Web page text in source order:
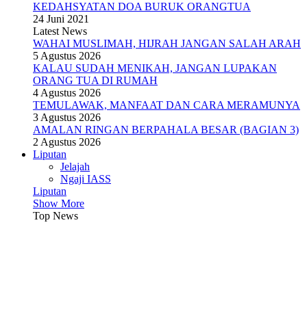
KEDAHSYATAN DOA BURUK ORANGTUA
24 Juni 2021
Latest News
WAHAI MUSLIMAH, HIJRAH JANGAN SALAH ARAH
5 Agustus 2026
KALAU SUDAH MENIKAH, JANGAN LUPAKAN
ORANG TUA DI RUMAH
4 Agustus 2026
TEMULAWAK, MANFAAT DAN CARA MERAMUNYA
3 Agustus 2026
AMALAN RINGAN BERPAHALA BESAR (BAGIAN 3)
2 Agustus 2026
Liputan
Jelajah
Ngaji IASS
Liputan
Show More
Top News